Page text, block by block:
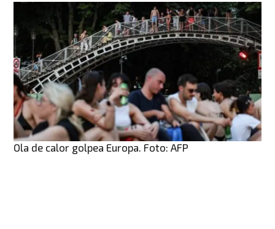
Ola de calor golpea Europa. Foto: AFP